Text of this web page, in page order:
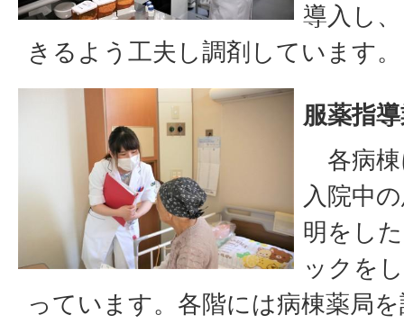
導入し
きるよう工夫し調剤しています。
服薬指
各病棟
入院中
明をし
ックを
っています。各階には病棟薬局